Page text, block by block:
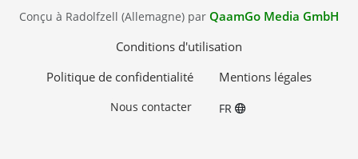
Conçu à Radolfzell (Allemagne) par QaamGo Media GmbH
Conditions d'utilisation
Politique de confidentialité
Mentions légales
Nous contacter FR